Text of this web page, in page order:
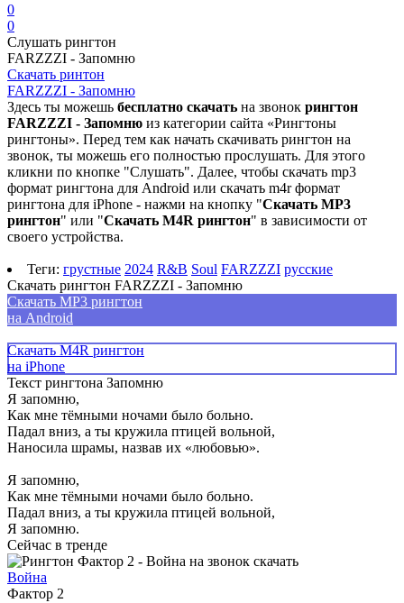
0
0
Слушать рингтон
FARZZZI - Запомню
Скачать ринтон
FARZZZI - Запомню
Здесь ты можешь бесплатно скачать на звонок рингтон
FARZZZI - Запомню из категории сайта «Рингтоны
рингтоны». Перед тем как начать скачивать рингтон на
звонок, ты можешь его полностью прослушать. Для этого
кликни по кнопке "Слушать". Далее, чтобы скачать mp3
формат рингтона для Android или скачать m4r формат
рингтона для iPhone - нажми на кнопку "Скачать MP3
рингтон" или "Скачать M4R рингтон" в зависимости от
своего устройства.
Теги: грустные 2024 R&B Soul FARZZZI русские
Скачать рингтон FARZZZI - Запомню
Скачать MP3 рингтон
на Android
Скачать M4R рингтон
на iPhone
Текст рингтона Запомню
Я запомню,
Как мне тёмными ночами было больно.
Падал вниз, а ты кружила птицей вольной,
Наносила шрамы, назвав их «любовью».
Я запомню,
Как мне тёмными ночами было больно.
Падал вниз, а ты кружила птицей вольной,
Я запомню.
Сейчас в тренде
Война
Фактор 2